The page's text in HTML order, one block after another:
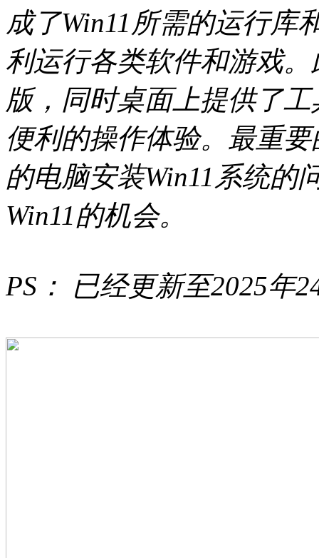
成了Win11所需的运行库
利运行各类软件和游戏
版，同时桌面上提供了
便利的操作体验。最重
的电脑安装Win11系统的
Win11的机会。
PS： 已经更新至2025年